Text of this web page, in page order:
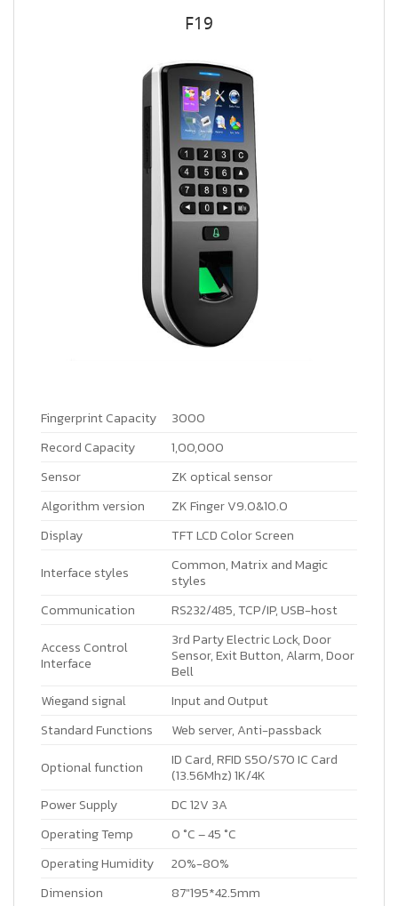
F19
Fingerprint Capacity
3000
Record Capacity
1,00,000
Sensor
ZK optical sensor
Algorithm version
ZK Finger V9.0&10.0
Display
TFT LCD Color Screen
Interface styles
Common, Matrix and Magic
styles
Communication
RS232/485, TCP/IP, USB-host
Access Control
Interface
3rd Party Electric Lock, Door
Sensor, Exit Button, Alarm, Door
Bell
Wiegand signal
Input and Output
Standard Functions
Web server, Anti-passback
Optional function
ID Card,RFID S50/S70 IC Card
(13.56Mhz) 1K/4K
Power Supply
DC 12V 3A
Operating Temp
0 °C – 45 °C
Operating Humidity
20%-80%
Dimension
87″195*42.5mm